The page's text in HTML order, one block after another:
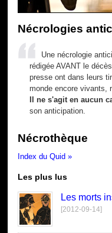
Nécrologies
Une nécrologie
rédigée AVANT le
presse ont dans leurs
monde encore vivants,
Il ne s'agit en aucun
son anticipation.
Nécrothèque
Index du Quid »
Les plus lus
Les morts
[2012-09-14]